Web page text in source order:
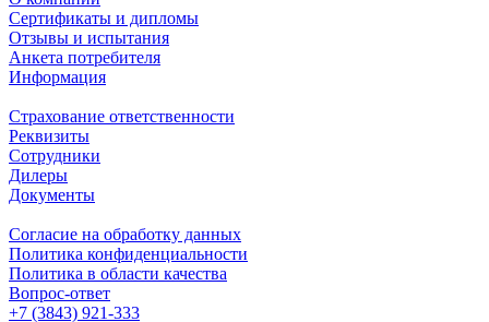
Сертификаты и дипломы
Отзывы и испытания
Анкета потребителя
Информация
Страхование ответственности
Реквизиты
Сотрудники
Дилеры
Документы
Согласие на обработку данных
Политика конфиденциальности
Политика в области качества
Вопрос-ответ
+7 (3843) 921-333